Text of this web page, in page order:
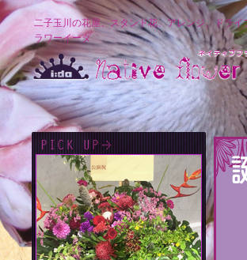
二子玉川の花屋、スタンド花、アレンジ、ドラ
ラワーイーダ